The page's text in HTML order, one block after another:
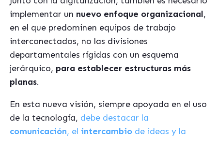
implementar un nuevo enfoque organizacional,
en el que predominen equipos de trabajo
interconectados, no las divisiones
departamentales rígidas con un esquema
jerárquico, para establecer estructuras más
planas.
En esta nueva visión, siempre apoyada en el uso
de la tecnología, debe destacar la
comunicación, el intercambio de ideas y la